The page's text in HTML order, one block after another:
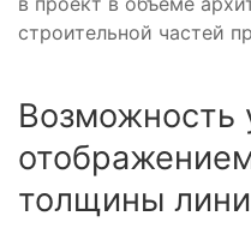
строительной частей
Возможность
толщины